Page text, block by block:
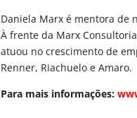
Daniela Marx é mentora de
À frente da Marx
atuou no crescimento de
Renner, Riachuelo e Amaro.
Para mais informações: